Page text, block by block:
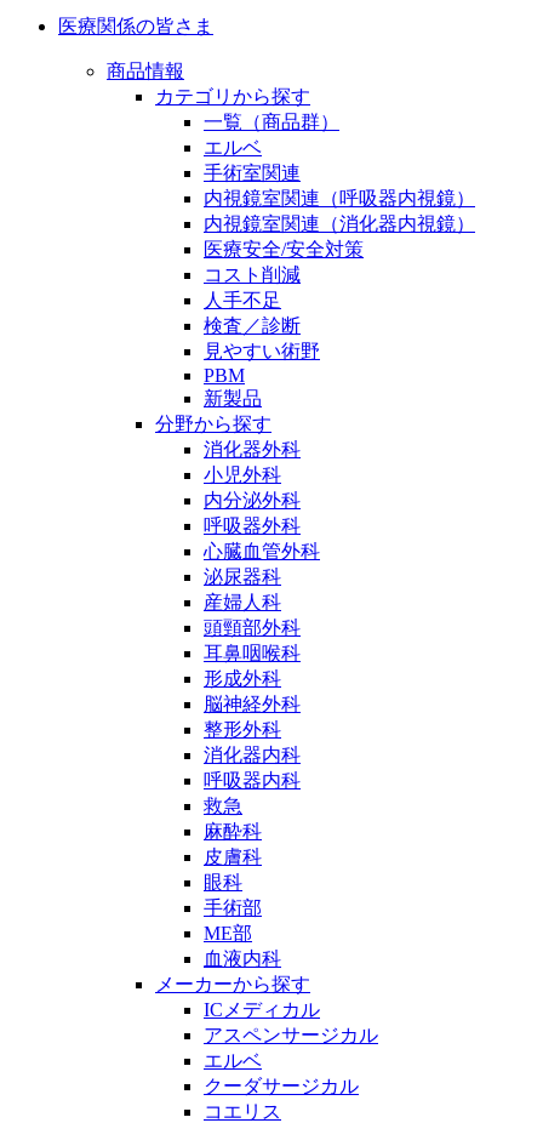
医療関係の皆さま
商品情報
カテゴリから探す
一覧（商品群）
エルベ
手術室関連
内視鏡室関連（呼吸器内視鏡）
内視鏡室関連（消化器内視鏡）
医療安全/安全対策
コスト削減
人手不足
検査／診断
見やすい術野
PBM
新製品
分野から探す
消化器外科
小児外科
内分泌外科
呼吸器外科
心臓血管外科
泌尿器科
産婦人科
頭頸部外科
耳鼻咽喉科
形成外科
脳神経外科
整形外科
消化器内科
呼吸器内科
救急
麻酔科
皮膚科
眼科
手術部
ME部
血液内科
メーカーから探す
ICメディカル
アスペンサージカル
エルベ
クーダサージカル
コエリス